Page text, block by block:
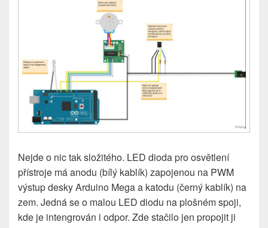
Nejde o nic tak složitého. LED dioda pro osvětlení
přístroje má anodu (bílý kablík) zapojenou na PWM
výstup desky Arduino Mega a katodu (černý kablík) na
zem. Jedná se o malou LED diodu na plošném spoji,
kde je intengrován i odpor. Zde stačilo jen propojit ji